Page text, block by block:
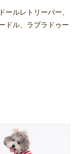
ールレトリーバー、
ドル、ラブラドゥー